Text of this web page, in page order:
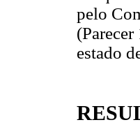
pelo
estado